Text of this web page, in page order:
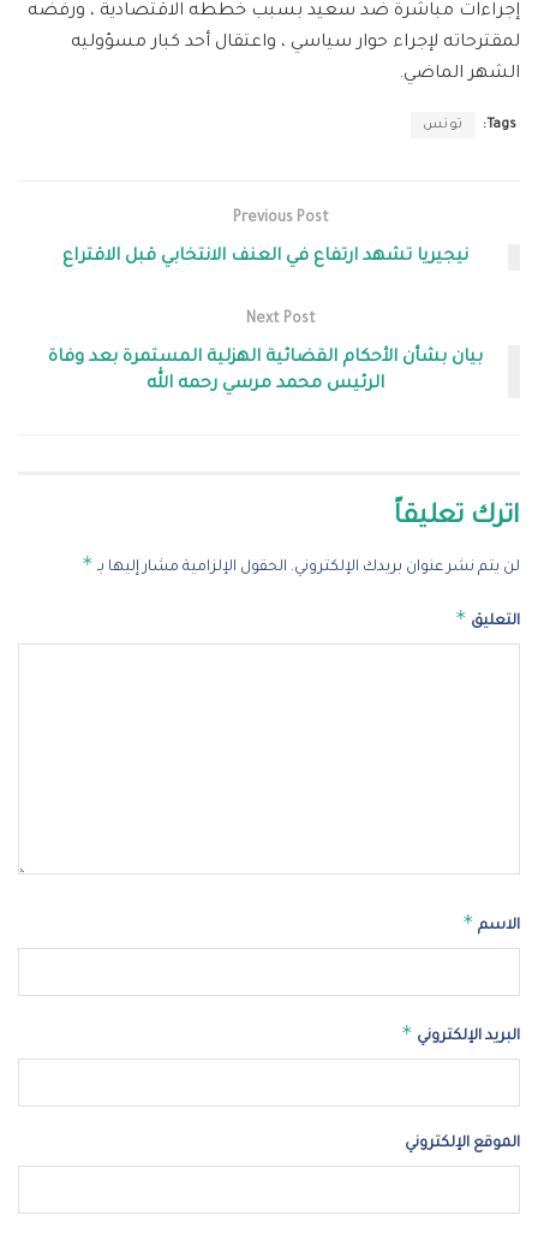
إجراءات مباشرة ضد سعيد بسبب خططه الاقتصادية ، ورفضه
لمقترحاته لإجراء حوار سياسي ، واعتقال أحد كبار مسؤوليه
الشهر الماضي.
Tags: تونس
Previous Post
نيجيريا تشهد ارتفاع في العنف الانتخابي قبل الاقتراع
Next Post
بيان بشأن الأحكام القضائية الهزلية المستمرة بعد وفاة
الرئيس محمد مرسي رحمه الله
اترك تعليقاً
لن يتم نشر عنوان بريدك الإلكتروني. الحقول الإلزامية مشار إليها بـ *
التعليق *
الاسم *
البريد الإلكتروني *
الموقع الإلكتروني